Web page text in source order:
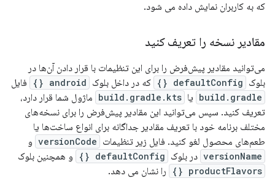
که به کاربران نمایش داده می شود.
مقادیر نسخه را تعریف کنید
می‌توانید مقادیر پیش‌فرض را برای این تنظیمات با قرار دادن آن‌ها در
بلوک defaultConfig {} که در داخل بلوک android {} فایل
build.gradle یا build.gradle.kts ماژول شما قرار دارد،
تعریف کنید. سپس می‌توانید این مقادیر پیش‌فرض را برای نسخه‌های
مختلف برنامه خود با تعریف مقادیر جداگانه برای انواع ساخت‌ها یا
طعم‌های محصول لغو کنید. فایل زیر تنظیمات versionCode و
versionName در بلوک defaultConfig {} و همچنین بلوک
productFlavors {}
را نشان می دهد.